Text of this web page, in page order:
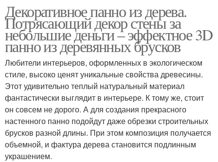
Панно на стену Деревянные панно
Панно в интерьере
Декоративное панно из дерева.
Потрясающий декор стены за
небольшие деньги – эффектное 3D
панно из деревянных брусков
Любители интерьеров, оформленных в экологическом
стиле, высоко ценят уникальные свойства древесины.
Этот удивительно теплый натуральный материал
фантастически выглядит в интерьере. К тому же, стоит
он совсем не дорого. А для создания прекрасного
настенного панно подойдут даже обрезки строительных
брусков разной длины. При этом композиция получается
объемной, и фактура дерева становится подлинным
украшением.